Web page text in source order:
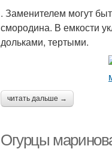
. Заменителем могут
смородина. В емкости
дольками, тертыми.
читать дальше →
Огурцы